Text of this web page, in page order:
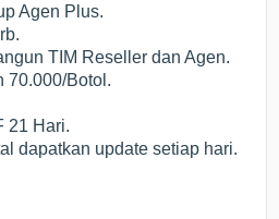
Agen Plus.
TIM Reseller dan Agen.
70.000/Botol.
21 Hari.
dapatkan update setiap hari.